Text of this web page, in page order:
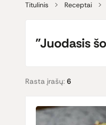
Titulinis Receptai
"Juodasis
Rasta įrašų: 6